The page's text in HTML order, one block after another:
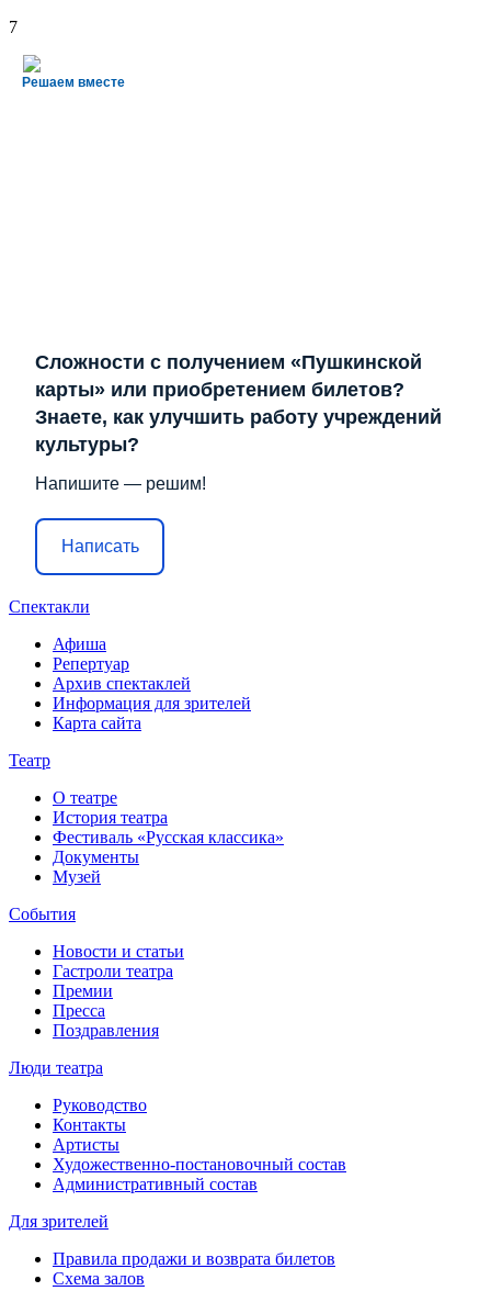
7
Решаем вместе
Сложности с получением «Пушкинской
карты» или приобретением билетов?
Знаете, как улучшить работу учреждений
культуры?
Напишите — решим!
Написать
Спектакли
Афиша
Репертуар
Архив спектаклей
Информация для зрителей
Карта сайта
Театр
О театре
История театра
Фестиваль «Русская классика»
Документы
Музей
События
Новости и статьи
Гастроли театра
Премии
Пресса
Поздравления
Люди театра
Руководство
Контакты
Артисты
Художественно-постановочный состав
Административный состав
Для зрителей
Правила продажи и возврата билетов
Схема залов